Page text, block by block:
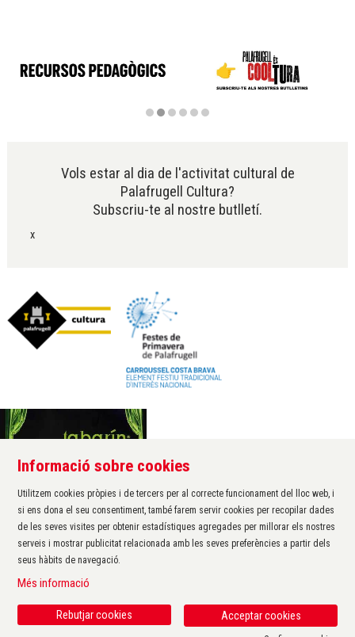
Vols estar al dia de l'activitat cultural de
Palafrugell Cultura?
Subscriu-te al nostre butlletí.
x
Àrea de cultura de l'Ajuntament de Palafrugell
Carrer Santa Margarida, 1
17200 Palafrugell
972 611 172 ·
cultura@palafrugell.cat
Sitemap | Avís Legal
Informació sobre cookies
Utilitzem cookies pròpies i de tercers per al correcte funcionament del lloc web, i
si ens dona el seu consentiment, també farem servir cookies per recopilar dades
de les seves visites per obtenir estadístiques agregades per millorar els nostres
serveis i mostrar publicitat relacionada amb les seves preferències a partir dels
seus hàbits de navegació.
Més informació
Acceptar cookies
Rebutjar cookies